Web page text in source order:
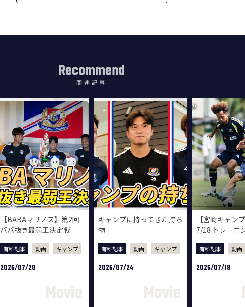
Recommend
関連記事
【BABAマリノス】第2回
ババ抜き最弱王決定戦
有料記事 動画 キャンプ
2026/07/28
キャンプに持ってきた持ち
物
有料記事 動画 キャンプ
2026/07/24
【宮崎キャン
7/18 トレーニ
有料記事 動画
2026/07/19